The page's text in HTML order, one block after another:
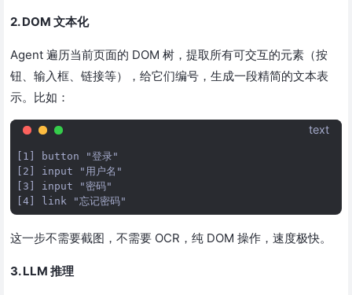
2. DOM 文本化
Agent 遍历当前页面的 DOM 树，提取所有可交互的元素（按
钮、输入框、链接等），给它们编号，生成一段精简的文本表
示。比如：
text
[1] button "登录"
[2] input "用户名"
[3] input "密码"
这一步不需要截图，不需要 OCR，纯 DOM 操作，速度极快。
3. LLM 推理